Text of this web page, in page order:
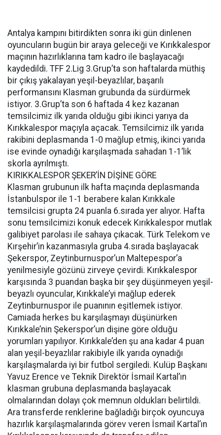
Antalya kampını bitirdikten sonra iki gün dinlenen
oyuncuların bugün bir araya geleceği ve Kırıkkalespor
maçının hazırlıklarına tam kadro ile başlayacağı
kaydedildi. TFF 2.Lig 3.Grup’ta son haftalarda müthiş
bir çıkış yakalayan yeşil-beyazlılar, başarılı
performansını Klasman grubunda da sürdürmek
istiyor. 3.Grup’ta son 6 haftada 4 kez kazanan
temsilcimiz ilk yarıda olduğu gibi ikinci yarıya da
Kırıkkalespor maçıyla açacak. Temsilcimiz ilk yarıda
rakibini deplasmanda 1-0 mağlup etmiş, ikinci yarıda
ise evinde oynadığı karşılaşmada sahadan 1-1’lik
skorla ayrılmıştı.
KIRIKKALESPOR ŞEKER’İN DİŞİNE GÖRE
Klasman grubunun ilk hafta maçında deplasmanda
İstanbulspor ile 1-1 berabere kalan Kırıkkale
temsilcisi grupta 24 puanla 6.sırada yer alıyor. Hafta
sonu temsilcimizi konuk edecek Kırıkkalespor mutlak
galibiyet parolası ile sahaya çıkacak. Türk Telekom ve
Kırşehir’in kazanmasıyla gruba 4.sırada başlayacak
Şekerspor, Zeytinburnuspor’un Maltepespor’a
yenilmesiyle gözünü zirveye çevirdi. Kırıkkalespor
karşısında 3 puandan başka bir şey düşünmeyen yeşil-
beyazlı oyuncular, Kırıkkale’yi mağlup ederek
Zeytinburnuspor ile puanının eşitlemek istiyor.
Camiada herkes bu karşılaşmayı düşünürken
Kırıkkale’nin Şekerspor’un dişine göre olduğu
yorumları yapılıyor. Kırıkkale’den şu ana kadar 4 puan
alan yeşil-beyazlılar rakibiyle ilk yarıda oynadığı
karşılaşmalarda iyi bir futbol sergiledi. Kulüp Başkanı
Yavuz Erence ve Teknik Direktör İsmail Kartal’ın
klasman grubuna deplasmanda başlayacak
olmalarından dolayı çok memnun oldukları belirtildi.
Ara transferde renklerine bağladığı birçok oyuncuya
hazırlık karşılaşmalarında görev veren İsmail Kartal’ın